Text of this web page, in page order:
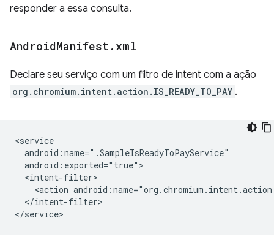
responder a essa consulta.
AndroidManifest . xml
Declare seu serviço com um filtro de intent com a ação
org.chromium.intent.action.IS_READY_TO_PAY .
<action
</intent-filter>